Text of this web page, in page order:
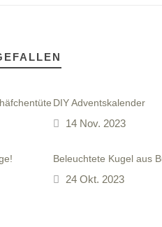
DIY Adventskalender
14 Nov. 2023
Beleuchtete Kugel aus
24 Okt. 2023